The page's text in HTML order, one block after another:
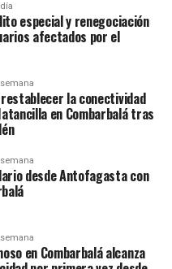
especial y renegociación
afectados por el
restablecer la conectividad
en Combarbalá tras
desde Antofagasta con
en Combarbalá alcanza